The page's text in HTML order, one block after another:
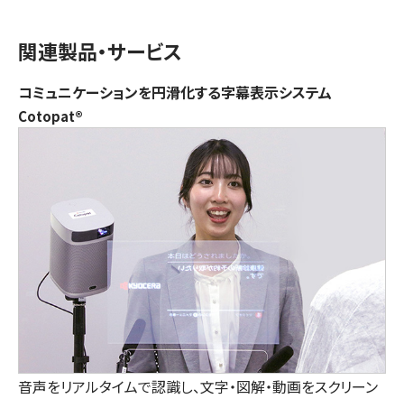
関連製品・サービス
コミュニケーションを円滑化する字幕表示システム
Cotopat®
音声をリアルタイムで認識し、文字‧図解‧動画をスクリーン